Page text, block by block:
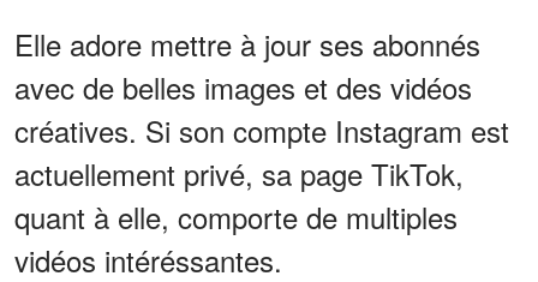
Elle adore mettre à jour ses abonnés
avec de belles images et des vidéos
créatives. Si son compte Instagram est
actuellement privé, sa page TikTok,
quant à elle, comporte de multiples
vidéos intéréssantes.